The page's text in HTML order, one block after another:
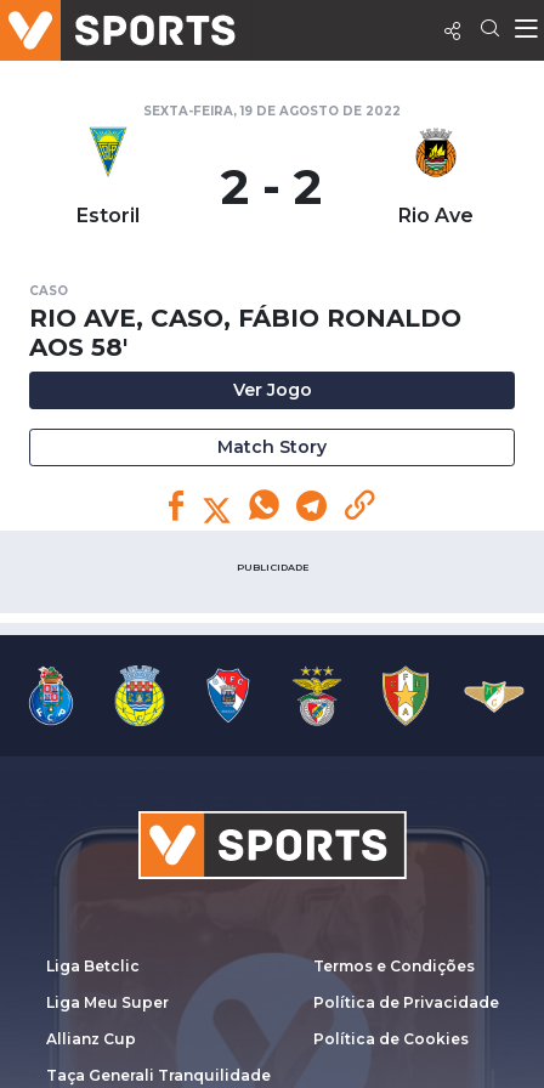
SEXTA-FEIRA, 19 DE AGOSTO DE 2022
Estoril 2 - 2 Rio Ave
CASO
RIO AVE, CASO, FÁBIO RONALDO
AOS 58'
Ver Jogo
Match Story
PUBLICIDADE
Liga Betclic
Liga Meu Super
Allianz Cup
Taça Generali Tranquilidade
Termos e Condições
Política de Privacidade
Política de Cookies